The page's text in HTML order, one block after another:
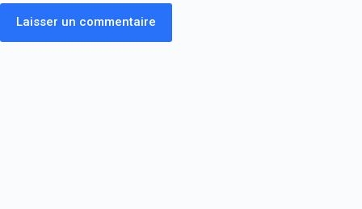
Laisser un commentaire